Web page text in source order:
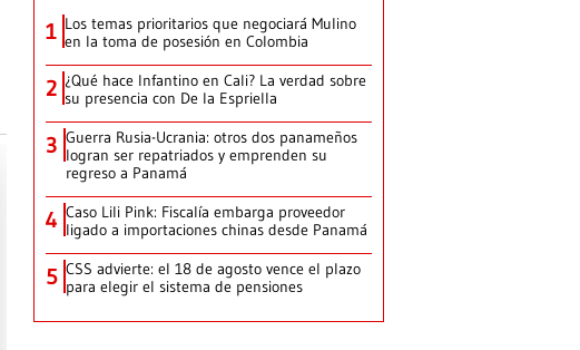
1 Los temas prioritarios que negociará Mulino
en la toma de posesión en Colombia
2 ¿Qué hace Infantino en Cali? La verdad sobre
su presencia con De la Espriella
3 Guerra Rusia-Ucrania: otros dos panameños
logran ser repatriados y emprenden su
regreso a Panamá
4 Caso Lili Pink: Fiscalía embarga proveedor
ligado a importaciones chinas desde Panamá
5 CSS advierte: el 18 de agosto vence el plazo
para elegir el sistema de pensiones